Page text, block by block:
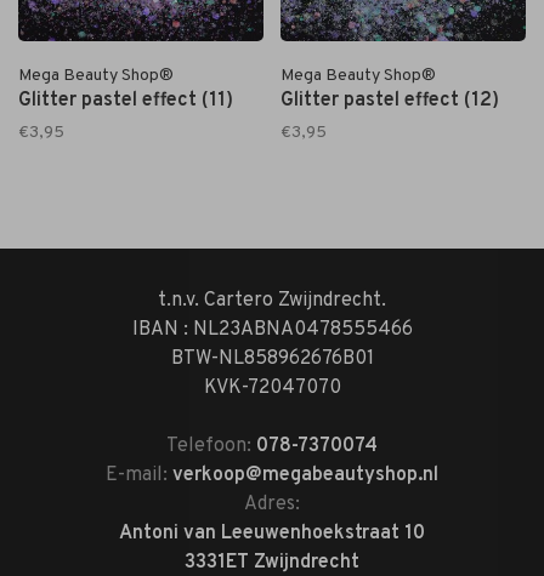
Mega Beauty Shop®
Glitter pastel effect (11)
€3,95
Mega Beauty Shop®
Glitter pastel effect (12)
€3,95
t.n.v. Cartero Zwijndrecht.
IBAN : NL23ABNA0478555466
BTW-NL858962676B01
KVK-72047070
Telefoon: 078-7370074
E-mail: verkoop@megabeautyshop.nl
Adres:
Antoni van Leeuwenhoekstraat 10
3331ET Zwijndrecht